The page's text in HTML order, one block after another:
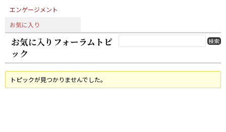
エンゲージメント
お気に入り
お気に入りフォーラムトピ
ック
トピックが見つかりませんでした。